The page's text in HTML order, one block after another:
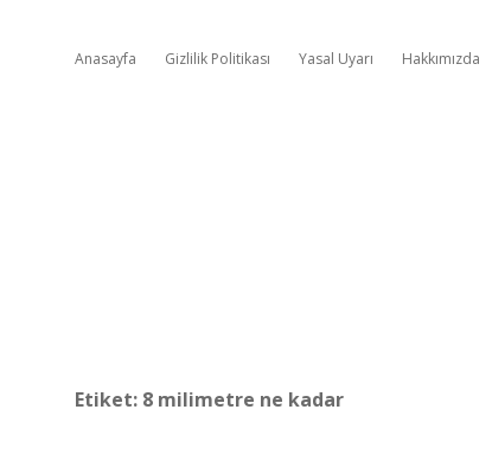
Anasayfa Gizlilik Politikası Yasal Uyarı Hakkımızda
Etiket: 8 milimetre ne kadar